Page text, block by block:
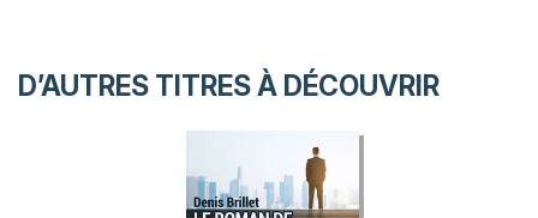
D’AUTRES TITRES À DÉCOUVRIR